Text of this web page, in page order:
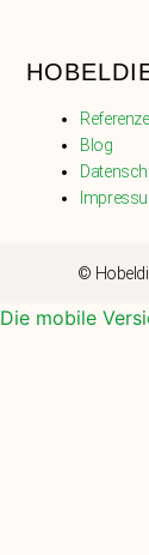
Blog
©
Die mobile